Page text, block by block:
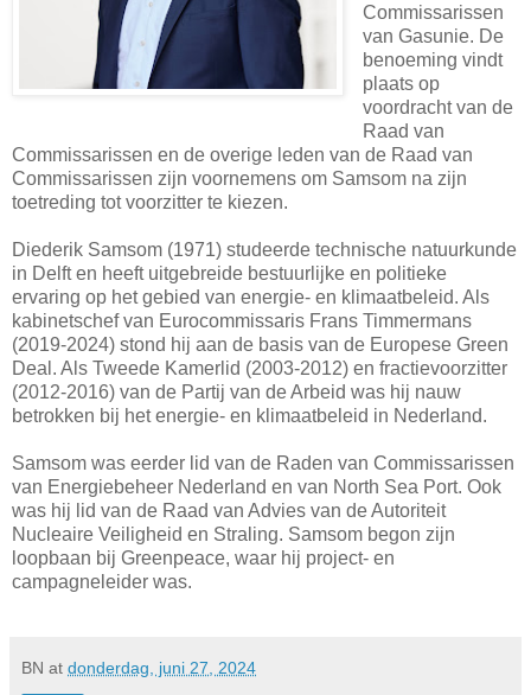
Commissarissen
van Gasunie. De
benoeming vindt
plaats op
voordracht van de
Raad van
Commissarissen en de overige leden van de Raad van
Commissarissen zijn voornemens om Samsom na zijn
toetreding tot voorzitter te kiezen.
Diederik Samsom (1971) studeerde technische natuurkunde
in Delft en heeft uitgebreide bestuurlijke en politieke
ervaring op het gebied van energie- en klimaatbeleid. Als
kabinetschef van Eurocommissaris Frans Timmermans
(2019-2024) stond hij aan de basis van de Europese Green
Deal. Als Tweede Kamerlid (2003-2012) en fractievoorzitter
(2012-2016) van de Partij van de Arbeid was hij nauw
betrokken bij het energie- en klimaatbeleid in Nederland.
Samsom was eerder lid van de Raden van Commissarissen
van Energiebeheer Nederland en van North Sea Port. Ook
was hij lid van de Raad van Advies van de Autoriteit
Nucleaire Veiligheid en Straling. Samsom begon zijn
loopbaan bij Greenpeace, waar hij project- en
campagneleider was.
BN at donderdag, juni 27, 2024